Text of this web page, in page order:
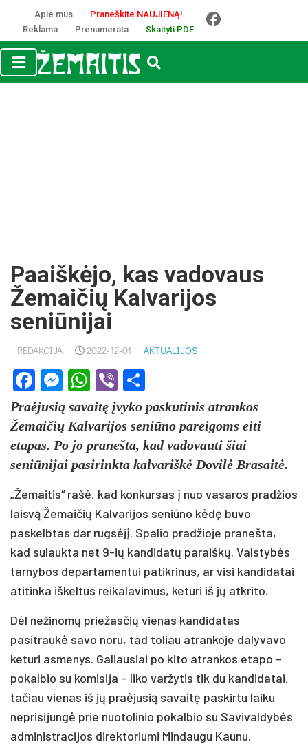
Apie mus
Praneškite NAUJIENĄ!
Reklama
Prenumerata Skaityti PDF
Paaiškėjo, kas vadovaus
Žemaičių Kalvarijos
seniūnijai
REDAKCIJA 2022-12-01 AKTUALIJOS
Facebook
Messenger
WhatsApp
Viber
Praėjusią savaitę įvyko paskutinis atrankos
Žemaičių Kalvarijos seniūno pareigoms eiti
etapas. Po jo pranešta, kad vadovauti šiai
seniūnijai pasirinkta kalvariškė Dovilė Brasaitė.
„Žemaitis“ rašė, kad konkursas į nuo vasaros pradžios
laisvą Žemaičių Kalvarijos seniūno kėdę buvo
paskelbtas dar rugsėjį. Spalio pradžioje pranešta,
kad sulaukta net 9-ių kandidatų paraiškų. Valstybės
tarnybos departamentui patikrinus, ar visi kandidatai
atitinka iškeltus reikalavimus, keturi iš jų atkrito.
Dėl nežinomų priežasčių vienas kandidatas
pasitraukė savo noru, tad toliau atrankoje dalyvavo
keturi asmenys. Galiausiai po kito atrankos etapo –
pokalbio su komisija – liko varžytis tik du kandidatai,
tačiau vienas iš jų praėjusią savaitę paskirtu laiku
neprisijungė prie nuotolinio pokalbio su Savivaldybės
administracijos direktoriumi Mindaugu Kaunu.